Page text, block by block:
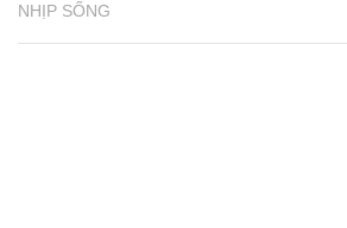
NHỊP SỐNG